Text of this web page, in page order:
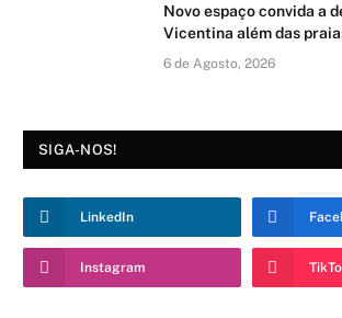
Novo espaço convida a
Vicentina além das
6 de Agosto, 2026
SIGA-NOS!
LinkedIn
Instagram